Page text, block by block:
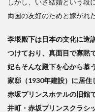
両国の友好のためと嫁がれ
李垠殿下は日本の文化に造
つけており、真面目で寡黙
妃もそんな殿下を心から慕
家邸（1930年建設）に居
赤坂プリンスホテルの旧館
井町・赤坂プリンスクラシ